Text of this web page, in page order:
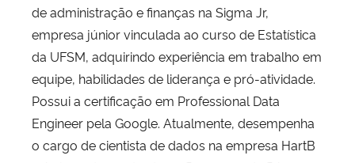
de administração e finanças na Sigma Jr,
empresa júnior vinculada ao curso de Estatística
da UFSM, adquirindo experiência em trabalho em
equipe, habilidades de liderança e pró-atividade.
Possui a certificação em Professional Data
Engineer pela Google. Atualmente, desempenha
o cargo de cientista de dados na empresa HartB